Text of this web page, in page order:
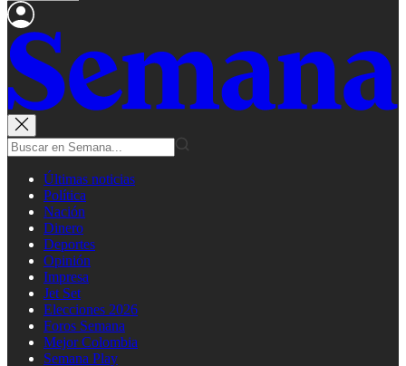
Últimas noticias
Política
Nación
Dinero
Deportes
Opinión
Impresa
Jet Set
Elecciones 2026
Foros Semana
Mejor Colombia
Semana Play